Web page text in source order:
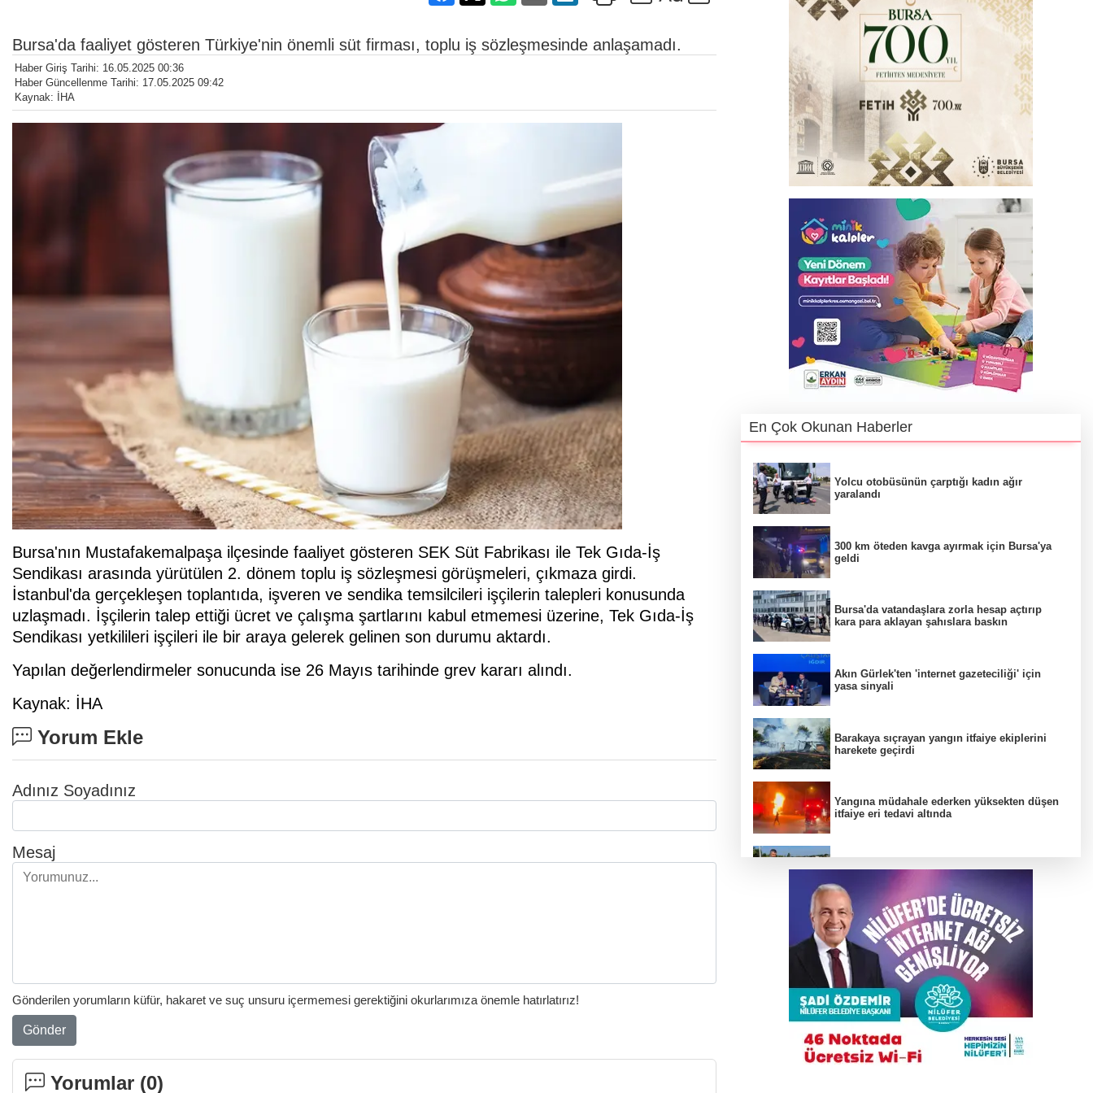
Bursa'da faaliyet gösteren Türkiye'nin önemli süt firması, toplu iş sözleşmesinde anlaşamadı.
Haber Giriş Tarihi: 16.05.2025 00:36
Haber Güncellenme Tarihi: 17.05.2025 09:42
Kaynak: İHA
Bursa'nın Mustafakemalpaşa ilçesinde faaliyet gösteren SEK Süt Fabrikası ile Tek Gıda-İş
Sendikası arasında yürütülen 2. dönem toplu iş sözleşmesi görüşmeleri, çıkmaza girdi.
İstanbul'da gerçekleşen toplantıda, işveren ve sendika temsilcileri işçilerin talepleri konusunda
uzlaşmadı. İşçilerin talep ettiği ücret ve çalışma şartlarını kabul etmemesi üzerine, Tek Gıda-İş
Sendikası yetkilileri işçileri ile bir araya gelerek gelinen son durumu aktardı.
Yapılan değerlendirmeler sonucunda ise 26 Mayıs tarihinde grev kararı alındı.
Kaynak: İHA
Yorum Ekle
Adınız Soyadınız
Mesaj
Gönderilen yorumların küfür, hakaret ve suç unsuru içermemesi gerektiğini okurlarımıza önemle hatırlatırız!
Gönder
Yorumlar (0)
En Çok Okunan Haberler
Yolcu otobüsünün çarptığı kadın ağır
yaralandı
300 km öteden kavga ayırmak için Bursa'ya
geldi
Bursa'da vatandaşlara zorla hesap açtırıp
kara para aklayan şahıslara baskın
Akın Gürlek'ten 'internet gazeteciliği' için
yasa sinyali
Barakaya sıçrayan yangın itfaiye ekiplerini
harekete geçirdi
Yangına müdahale ederken yüksekten düşen
itfaiye eri tedavi altında
Büyükşehir’den İnegöl’e ulaşım hamlesi
Karacabey Belediyespor’dan 5 imza birden
TEKNOSAB KOBİ OSB tanıtıldı
Bakanlığa sahte diploma soruları: 419
usulsüz denklik, yanıt yok